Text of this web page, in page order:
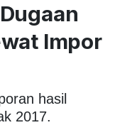
Impor
hasil
2017.